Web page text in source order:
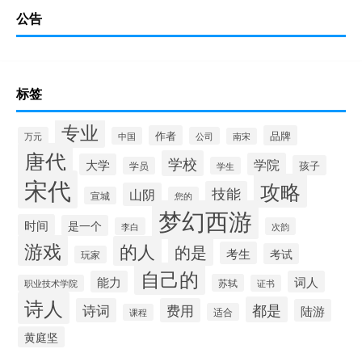
公告
标签
万元 专业 中国 作者 公司 南宋 品牌
唐代 大学 学员 学校 学生 学院 孩子
宋代 宣城 山阴 您的 技能 攻略
时间 是一个 李白 梦幻西游 次韵
游戏 玩家 的人 的是 考生 考试
职业技术学院 能力 自己的 苏轼 证书 词人
诗人 诗词 课程 费用 适合 都是 陆游
黄庭坚